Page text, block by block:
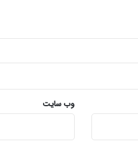
وب‌ سایت